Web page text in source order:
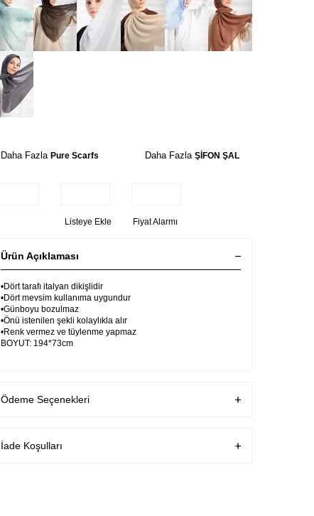
Daha Fazla Pure Scarfs Daha Fazla ŞİFON ŞAL
Listeye Ekle Fiyat Alarmı
Ürün Açıklaması
•Dört tarafı italyan dikişlidir
•Dört mevsim kullanıma uygundur
•Günboyu bozulmaz
•Önü istenilen şekli kolaylıkla alır
•Renk vermez ve tüylenme yapmaz
BOYUT: 194*73cm
Ödeme Seçenekleri
İade Koşulları